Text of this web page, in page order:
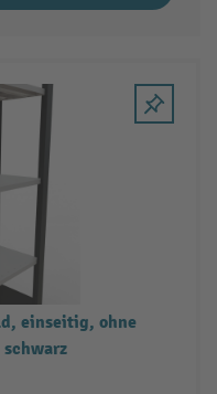
einseitig, ohne